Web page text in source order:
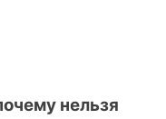
нельзя